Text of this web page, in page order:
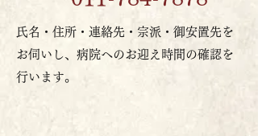
氏名・住所・連絡先・宗派・御安置先を
お伺いし、病院へのお迎え時間の確認を
行います。